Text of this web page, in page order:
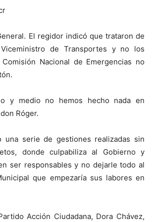
El regidor indicó que trataron de
de Transportes y no los
Nacional de Emergencias no
y medio no hemos hecho nada en
Róger.
una serie de gestiones realizadas sin
donde culpabiliza al Gobierno y
ser responsables y no dejarle todo al
que empezaría sus labores en
Acción Ciudadana, Dora Chávez,